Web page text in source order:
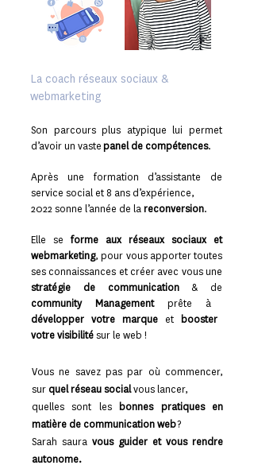
La coach réseaux sociaux &
webmarketing
Son parcours plus atypique lui permet
d’avoir un vastepanel de compétences.
Après une formation d’assistante de
service social et 8 ans d’expérience,
2022 sonne l’année de lareconversion.
Elle se forme aux réseaux sociaux et
webmarketing, pour vous apporter toutes
ses connaissances et créer avec vous une
stratégie de communication& de
community Managementprête à
développer votre marque et
booster
votre visibilitésur le web !
Vous ne savez pas par où commencer,
sur quel réseau socialvous lancer,
quelles sont les
bonnes pratiques en
matière de communication web?
Sarah saura vous guider et vous rendre
autonome.